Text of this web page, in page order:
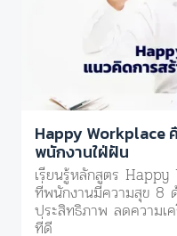
Happy Workplace
พนักงานใฝ่ฝัน
เรียนรู้หลักสูตร
ที่พนักงานมีความสุข 8
ประสิทธิภาพ ลดความเ
ที่ดี